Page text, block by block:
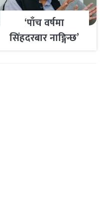
‘पाँच वर्षमा
सिंहदरबार नाङ्गिन्छ’